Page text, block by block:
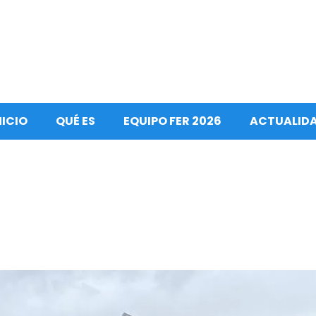
QUÉ ES EQUIPO FER 2026